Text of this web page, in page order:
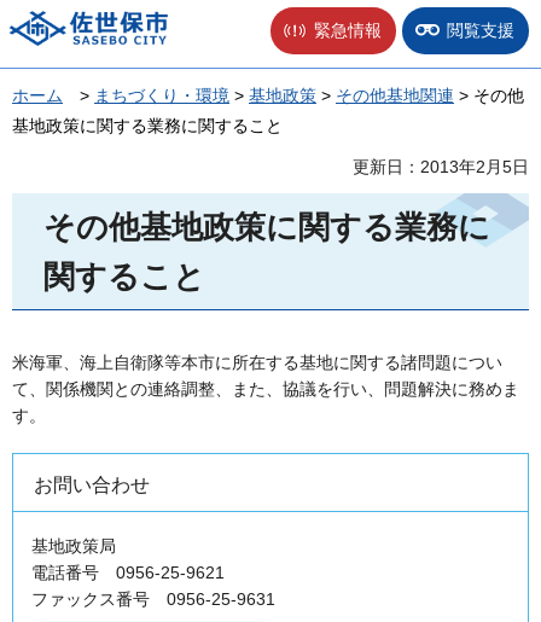
佐世保市 緊急情報 閲覧支援
ホーム > まちづくり・環境 > 基地政策 > その他基地関連 > その他
基地政策に関する業務に関すること
更新日：2013年2月5日
その他基地政策に関する業務に
関すること
米海軍、海上自衛隊等本市に所在する基地に関する諸問題につい
て、関係機関との連絡調整、また、協議を行い、問題解決に務めま
す。
お問い合わせ
基地政策局
電話番号 0956-25-9621
ファックス番号 0956-25-9631